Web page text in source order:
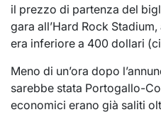
il prezzo di partenza del
gara all’Hard Rock
era inferiore a 400 dollari
Meno di un’ora dopo
sarebbe stata Portogallo-
economici erano già saliti